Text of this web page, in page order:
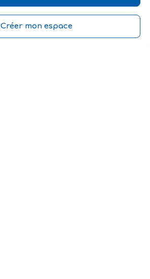
Créer mon espace